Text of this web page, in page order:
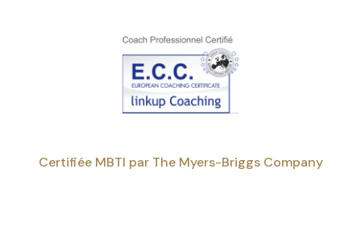
Certifiée MBTI par The Myers-Briggs Company